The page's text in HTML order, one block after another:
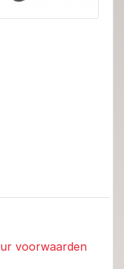
voorwaarden